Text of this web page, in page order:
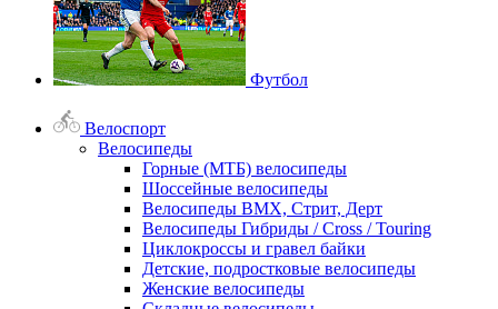
Футбол
Велоспорт
Велосипеды
Горные (МТБ) велосипеды
Шоссейные велосипеды
Велосипеды BMX, Стрит, Дерт
Велосипеды Гибриды / Cross / Touring
Циклокроссы и гравел байки
Детские, подростковые велосипеды
Женские велосипеды